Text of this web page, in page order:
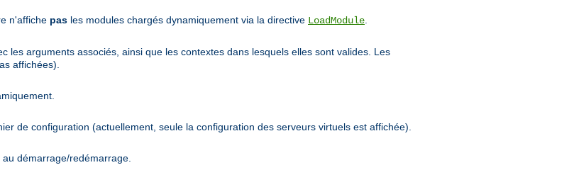
n'affiche pas les modules chargés dynamiquement via la directive LoadModule
les arguments associés, ainsi que les contextes dans lesquels elles sont valides. Les
affichées).
de configuration (actuellement, seule la configuration des serveurs virtuels est affichée).
démarrage/redémarrage.